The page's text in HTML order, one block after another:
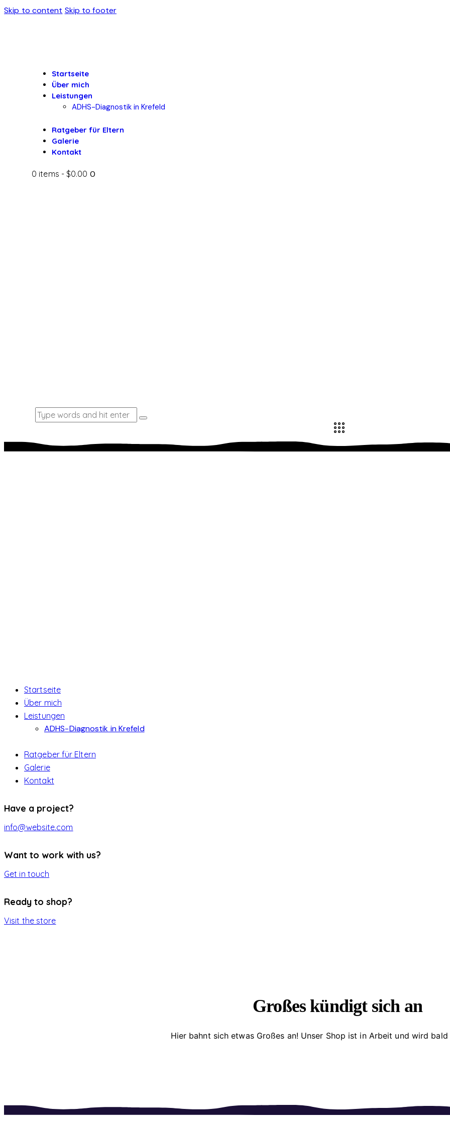
Skip to content Skip to footer
Startseite
Über mich
Leistungen
ADHS-Diagnostik in Krefeld
Ratgeber für Eltern
Galerie
Kontakt
0 items - $0.00 0
Startseite
Über mich
Leistungen
ADHS-Diagnostik in Krefeld
Ratgeber für Eltern
Galerie
Kontakt
instagramm
Have a project?
info@website.com
Want to work with us?
Get in touch
Ready to shop?
Visit the store
Großes kündigt sich an
Hier bahnt sich etwas Großes an! Unser Shop ist in Arbeit und wird